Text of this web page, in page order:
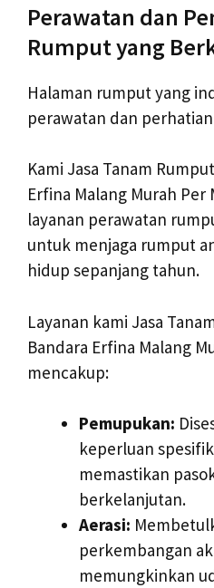
Perawatan dan
Rumput yang
Halaman rumput yang
perawatan dan
Kami Jasa Tanam
Erfina Malang Murah Per
layanan perawatan
untuk menjaga rumput
hidup sepanjang tahun.
Layanan kami Jasa
Bandara Erfina Malang
mencakup:
Pemupukan:
keperluan
memastikan
berkelanjutan.
Aerasi:
perkembangan
memungkinkan